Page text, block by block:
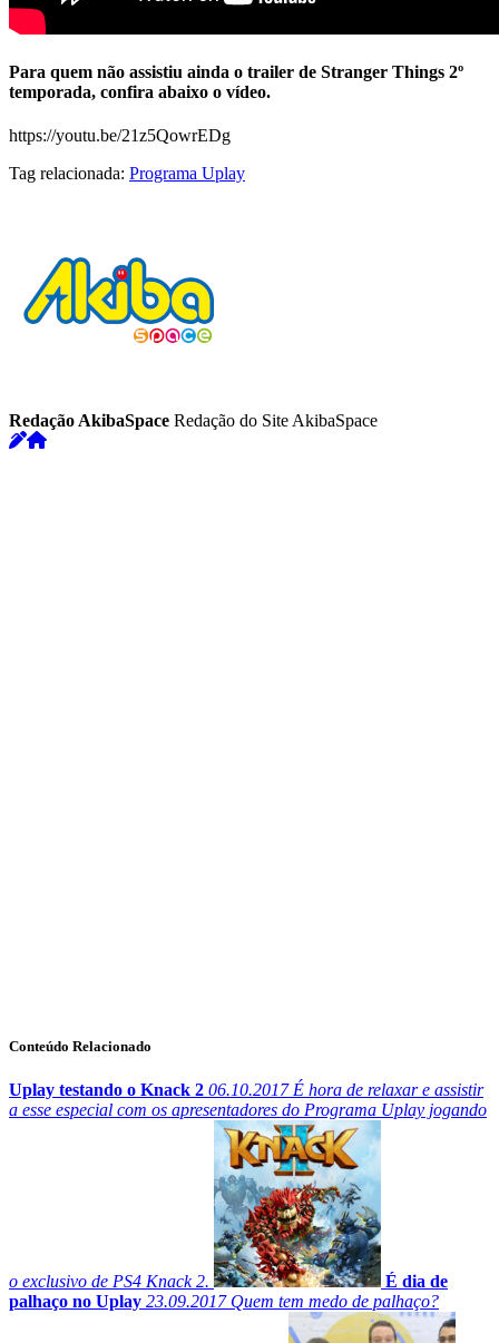
Para quem não assistiu ainda o trailer de Stranger Things 2º
temporada, confira abaixo o vídeo.
https://youtu.be/21z5QowrEDg
Tag relacionada: Programa Uplay
Redação AkibaSpace Redação do Site AkibaSpace
Conteúdo Relacionado
Uplay testando o Knack 2 06.10.2017É hora de relaxar e assistir
a esse especial com os apresentadores do Programa Uplay jogando
o exclusivo de PS4 Knack 2.
É dia de
palhaço no Uplay 23.09.2017Quem tem medo de palhaço?